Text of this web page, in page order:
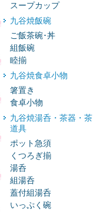
スープカップ
九谷焼飯碗
ご飯茶碗･丼
組飯碗
睦揃
九谷焼食卓小物
箸置き
食卓小物
九谷焼湯呑・茶器・茶
道具
ポット急須
くつろぎ揃
湯呑
組湯呑
蓋付組湯呑
いっぷく碗